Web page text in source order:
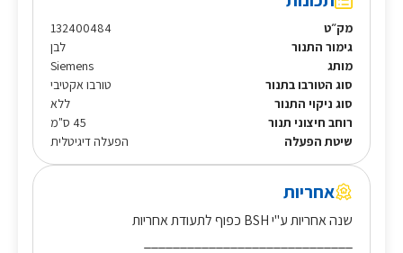
מק״ט
132400484
גימור התנור
לבן
מותג
Siemens
סוג הטורבו בתנור
טורבו אקטיבי
סוג ניקוי התנור
ללא
רוחב חיצוני תנור
45 ס"מ
שיטת הפעלה
הפעלה דיגיטלית
אחריות
שנה אחריות ע"י BSH כפוף לתעודת אחריות